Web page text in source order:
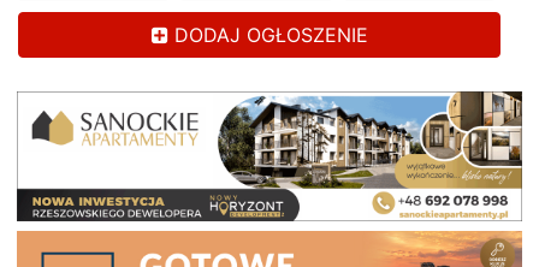
DODAJ OGŁOSZENIE